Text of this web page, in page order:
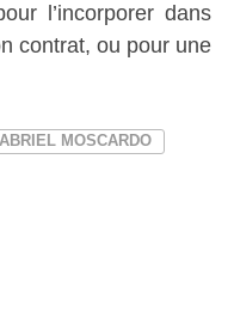
l’incorporer dans
contrat, ou pour une
MOSCARDO